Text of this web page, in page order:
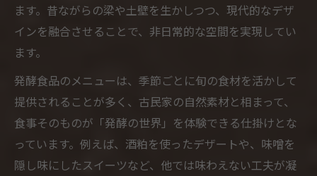
ます。昔ながらの梁や土壁を生かしつつ、現代的なデザ
インを融合させることで、非日常的な空間を実現してい
ます。
発酵食品のメニューは、季節ごとに旬の食材を活かして
提供されることが多く、古民家の自然素材と相まって、
食事そのものが「発酵の世界」を体験できる仕掛けとな
っています。例えば、酒粕を使ったデザートや、味噌を
隠し味にしたスイーツなど、他では味わえない工夫が凝